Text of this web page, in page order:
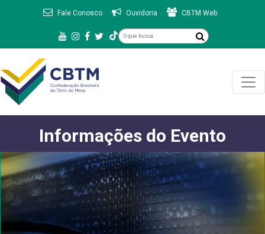
Fale Conosco Ouvidoria CBTM Web
Informações do Evento